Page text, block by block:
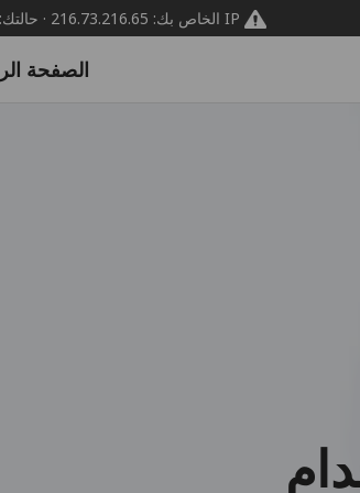
IP الخاص بك: 216.73.216.65 · حالتك:
الصفحة